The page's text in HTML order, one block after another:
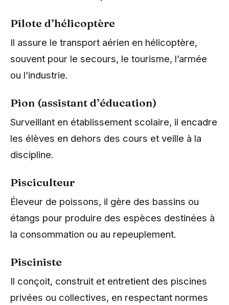
Pilote d’hélicoptère
Il assure le transport aérien en hélicoptère,
souvent pour le secours, le tourisme, l’armée
ou l’industrie.
Pion (assistant d’éducation)
Surveillant en établissement scolaire, il encadre
les élèves en dehors des cours et veille à la
discipline.
Pisciculteur
Éleveur de poissons, il gère des bassins ou
étangs pour produire des espèces destinées à
la consommation ou au repeuplement.
Pisciniste
Il conçoit, construit et entretient des piscines
privées ou collectives, en respectant normes